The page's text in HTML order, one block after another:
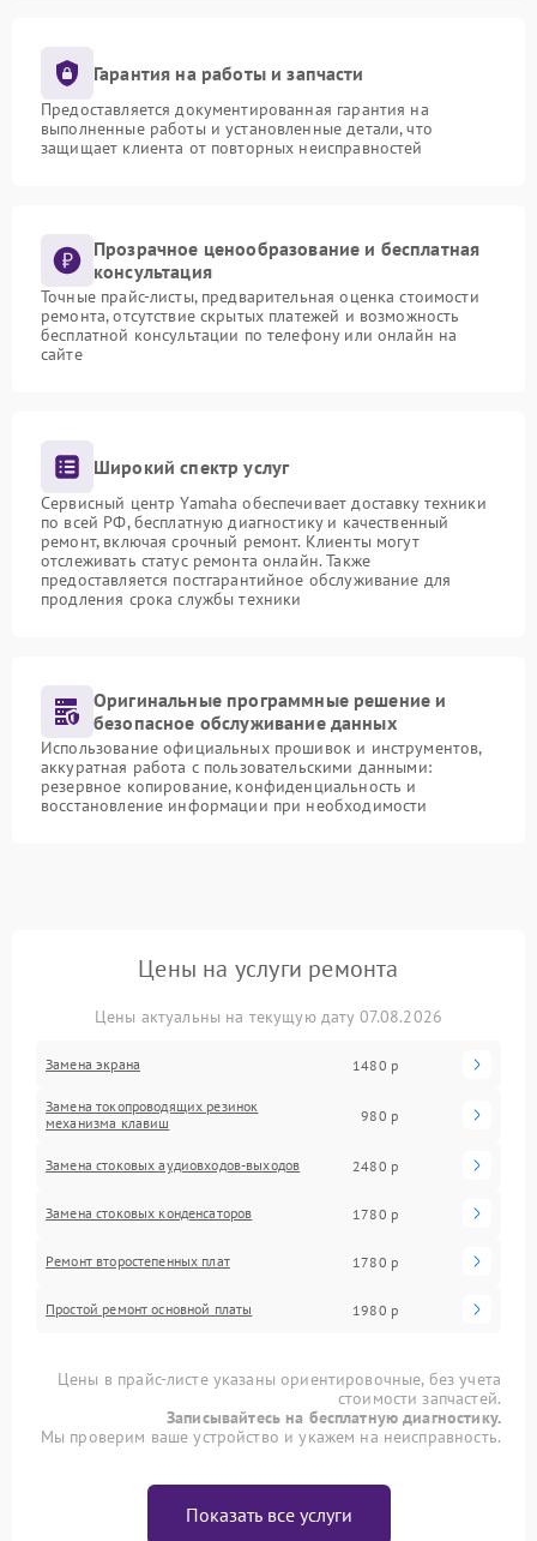
Гарантия на работы и запчасти
Предоставляется документированная гарантия на
выполненные работы и установленные детали, что
защищает клиента от повторных неисправностей
Прозрачное ценообразование и бесплатная
консультация
Точные прайс-листы, предварительная оценка стоимости
ремонта, отсутствие скрытых платежей и возможность
бесплатной консультации по телефону или онлайн на
сайте
Широкий спектр услуг
Сервисный центр Yamaha обеспечивает доставку техники
по всей РФ, бесплатную диагностику и качественный
ремонт, включая срочный ремонт. Клиенты могут
отслеживать статус ремонта онлайн. Также
предоставляется постгарантийное обслуживание для
продления срока службы техники
Оригинальные программные решение и
безопасное обслуживание данных
Использование официальных прошивок и инструментов,
аккуратная работа с пользовательскими данными:
резервное копирование, конфиденциальность и
восстановление информации при необходимости
Цены на услуги ремонта
Цены актуальны на текущую дату 07.08.2026
Замена экрана 1480 р
Замена токопроводящих резинок
механизма клавиш
980 р
Замена стоковых аудиовходов-выходов 2480 р
Замена стоковых конденсаторов 1780 р
Ремонт второстепенных плат 1780 р
Простой ремонт основной платы 1980 р
Цены в прайс-листе указаны ориентировочные, без учета
стоимости запчастей.
Записывайтесь на бесплатную диагностику.
Мы проверим ваше устройство и укажем на неисправность.
Показать все услуги